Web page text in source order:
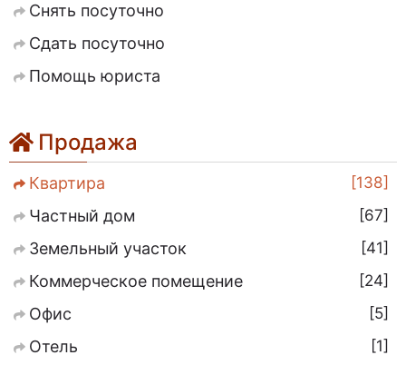
Снять посуточно
Сдать посуточно
Помощь юриста
Продажа
Квартира
138
Частный дом
67
Земельный участок
41
Коммерческое помещение
24
Офис
5
Отель
1